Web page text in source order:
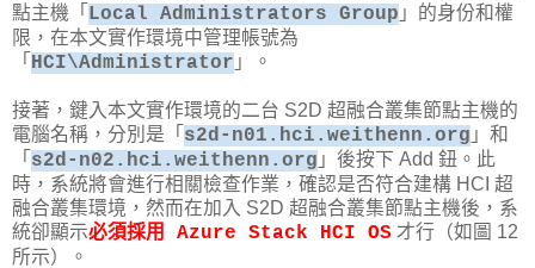
點主機「 Local Administrators Group 」的身份和權
限，在本文實作環境中管理帳號為
「 HCI\Administrator 」。
接著，鍵入本文實作環境的二台 S2D 超融合叢集節點主機的
電腦名稱，分別是「 s2d-n01.hci.weithenn.org 」和
「 s2d-n02.hci.weithenn.org 」後按下 Add 鈕。此
時，系統將會進行相關檢查作業，確認是否符合建構 HCI 超
融合叢集環境，然而在加入 S2D 超融合叢集節點主機後，系
統卻顯示必須採用 Azure Stack HCI OS 才行（如圖 12
所示）。